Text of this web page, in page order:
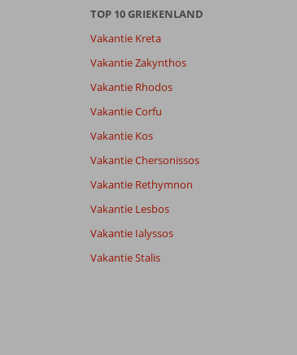
Sorteren op
datum (nieuw > oud)
TOP 10 GRIEKENLAND
Vakantie Kreta
Vakantie Zakynthos
Vakantie Rhodos
Vakantie Corfu
Vakantie Kos
Vakantie Chersonissos
Vakantie Rethymnon
Vakantie Lesbos
Vakantie Ialyssos
Vakantie Stalis